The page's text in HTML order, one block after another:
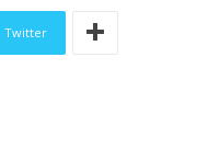
Twitter